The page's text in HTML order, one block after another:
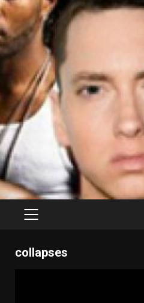
PRIMARY
collapses